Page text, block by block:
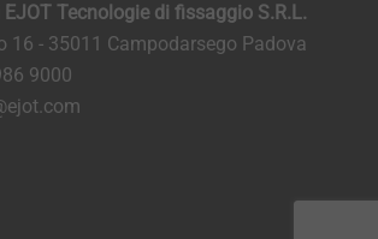
EJOT Tecnologie di fissaggio S.R.L.
16 - 35011 Campodarsego Padova
9000